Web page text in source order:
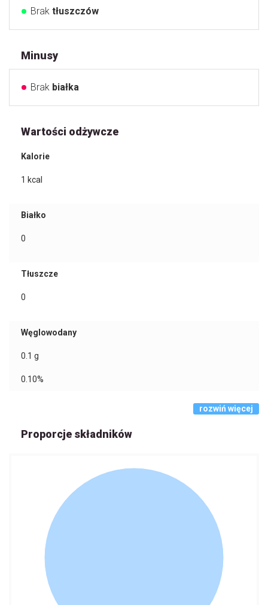
Brak tłuszczów
Minusy
Brak białka
Wartości odżywcze
Kalorie
1 kcal
Białko
0
Tłuszcze
0
Węglowodany
0.1 g
0.10%
rozwiń więcej
Proporcje składników